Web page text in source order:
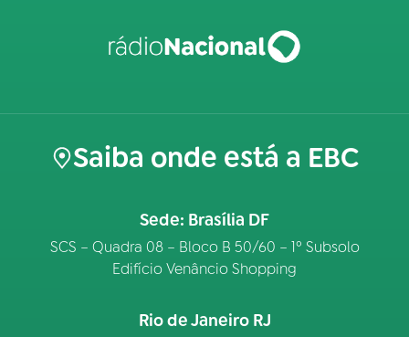
Saiba onde está a EBC
Sede: Brasília DF
SCS – Quadra 08 – Bloco B 50/60 – 1º Subsolo
Edifício Venâncio Shopping
Rio de Janeiro RJ